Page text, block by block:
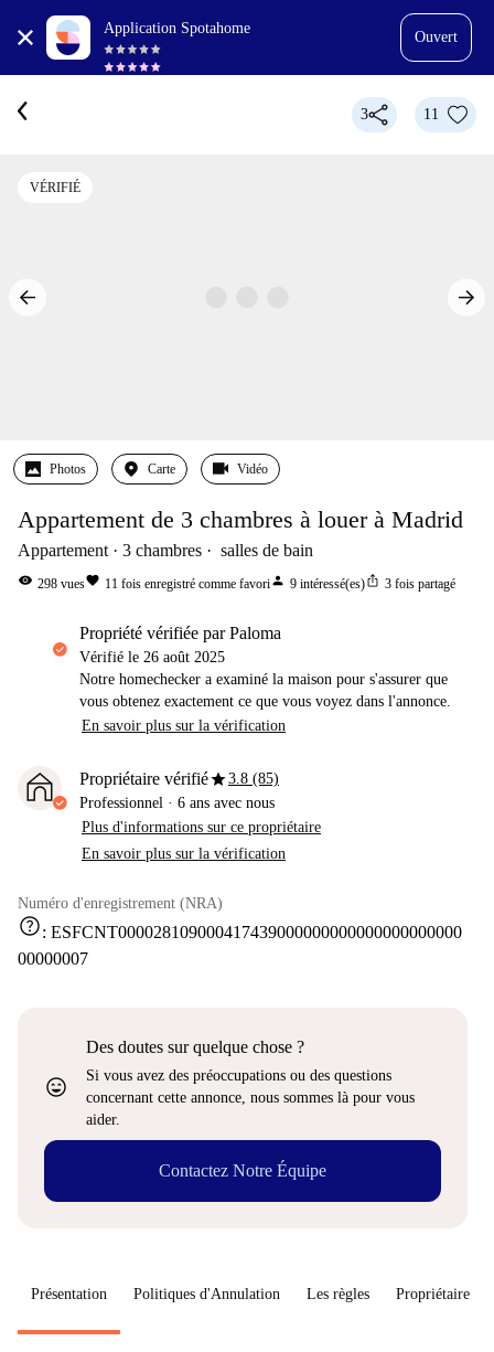
Application Spotahome
Ouvert
3 11
VÉRIFIÉ
Photos Carte Vidéo
Appartement de 3 chambres à louer à Madrid
Appartement 3 chambres salles de bain
visibility 298 vuesfavorite 11 fois enregistré comme favoriperson 9 intéressé(es)ios_share 3 fois partagé
propriété vérifiée par Paloma
Vérifié le 26 août 2025
Notre homechecker a examiné la maison pour s'assurer que
vous obtenez exactement ce que vous voyez dans l'annonce.
En savoir plus sur la vérification
Propriétaire vérifiéstar3.8 (85)
Professionnel · 6 ans avec nous
Plus d'informations sur ce propriétaire
En savoir plus sur la vérification
Numéro d'enregistrement (NRA)
help: ESFCNT000028109000417439000000000000000000000
00000007
sentiment_very_satisfied
Des doutes sur quelque chose ?
Si vous avez des préoccupations ou des questions
concernant cette annonce, nous sommes là pour vous
aider.
Contactez Notre Équipe
Présentation Politiques d'Annulation Les règles Propriétaire